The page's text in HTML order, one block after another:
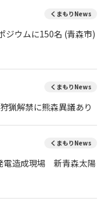
くまもりNews
ジウムに150名 (青森市)
くまもりNews
猟解禁に熊森異議あり
くまもりNews
電造成現場 新青森太陽